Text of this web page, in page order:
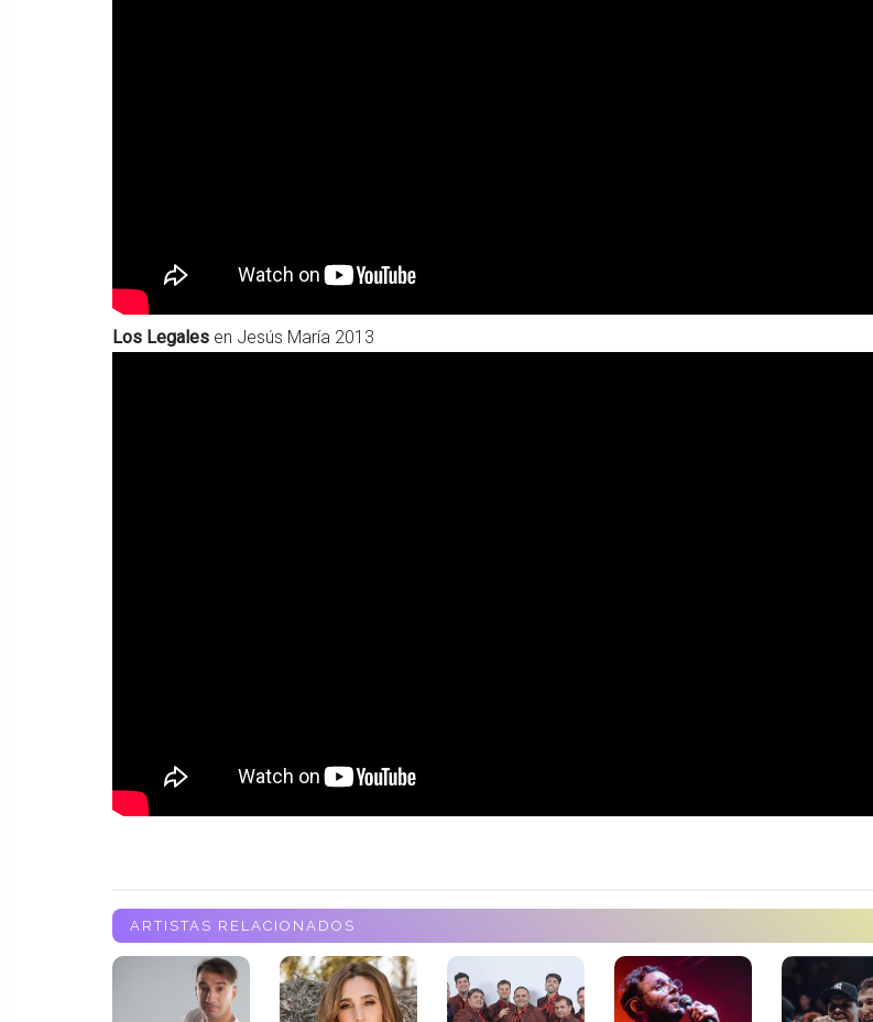
Los Legales en Jesús María 2013
ARTISTAS RELACIONADOS